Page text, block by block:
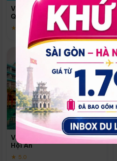
Vinpearl Resort & Spa Phu
Quoc
★ 5.0
Vinpearl Resort & Golf Nam
Hội An
★ 5.0